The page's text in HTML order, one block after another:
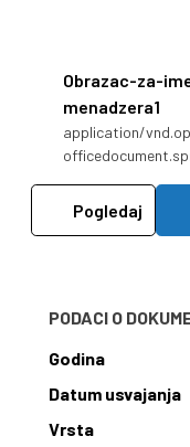
Obrazac-za-
menadzera1
application/
Pogledaj
PODACI O
Godina
Datum usvajanja
Vrsta